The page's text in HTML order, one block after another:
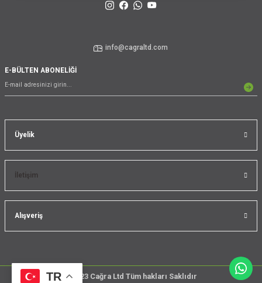
Üyelik
İletişim
Alışveriş
TR
info@cagraltd.com
E-BÜLTEN ABONELİĞİ
@2023 Cağra Ltd Tüm hakları Saklıdır